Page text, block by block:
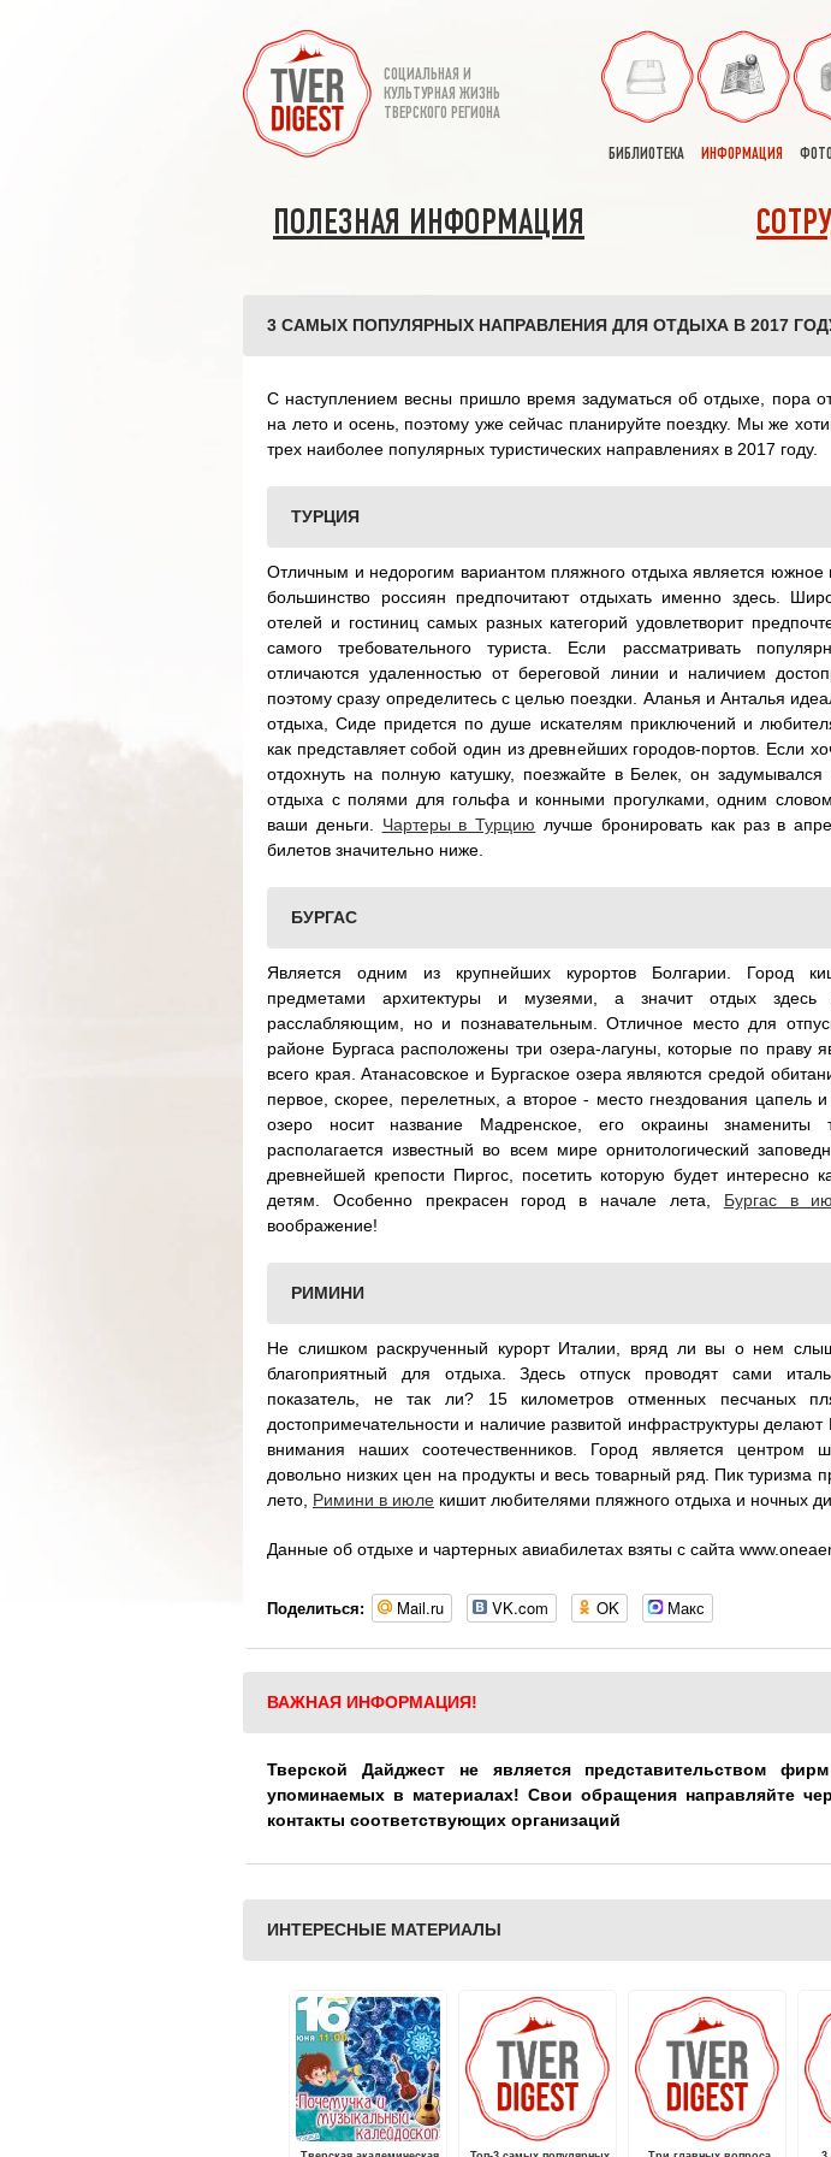
СОЦИАЛЬНАЯ И
КУЛЬТУРНАЯ ЖИЗНЬ
ТВЕРСКОГО РЕГИОНА
БИБЛИОТЕКА ИНФОРМАЦИЯ
ПОЛЕЗНАЯ ИНФОРМАЦИЯ
3 САМЫХ ПОПУЛЯРНЫХ НАПРАВЛЕНИЯ ДЛЯ ОТДЫХА В 2017
С наступлением весны пришло время задуматься об отдыхе, пора
на лето и осень, поэтому уже сейчас планируйте поездку. Мы же
трех наиболее популярных туристических направлениях в 2017 году.
ТУРЦИЯ
Отличным и недорогим вариантом пляжного отдыха является южное
большинство россиян предпочитают отдыхать именно здесь.
отелей и гостиниц самых разных категорий удовлетворит
самого требовательного туриста. Если рассматривать
отличаются удаленностью от береговой линии и наличием
поэтому сразу определитесь с целью поездки. Аланья и Анталья
отдыха, Сиде придется по душе искателям приключений и
как представляет собой один из древнейших городов-портов. Если
отдохнуть на полную катушку, поезжайте в Белек, он задумывался
отдыха с полями для гольфа и конными прогулками, одним
ваши деньги. Чартеры в Турцию лучше бронировать как раз в
билетов значительно ниже.
БУРГАС
Является одним из крупнейших курортов Болгарии. Город
предметами архитектуры и музеями, а значит отдых здесь
расслабляющим, но и познавательным. Отличное место для
районе Бургаса расположены три озера-лагуны, которые по праву
всего края. Атанасовское и Бургаское озера являются средой
первое, скорее, перелетных, а второе - место гнездования цапель
озеро носит название Мадренское, его окраины
располагается известный во всем мире орнитологический
древнейшей крепости Пиргос, посетить которую будет интересно
детям. Особенно прекрасен город в начале лета, Бургас в
воображение!
РИМИНИ
Не слишком раскрученный курорт Италии, вряд ли вы о нем
благоприятный для отдыха. Здесь отпуск проводят сами
показатель, не так ли? 15 километров отменных песчаных
достопримечательности и наличие развитой инфраструктуры
внимания наших соотечественников. Город является центром
довольно низких цен на продукты и весь товарный ряд. Пик туризма
лето, Римини в июле кишит любителями пляжного отдыха и ночных
Данные об отдыхе и чартерных авиабилетах взяты с сайта
Поделиться: Mail.ru VK.com OK Макс
ВАЖНАЯ ИНФОРМАЦИЯ!
Тверской Дайджест не является представительством
упоминаемых в материалах! Свои обращения направляйте
контакты соответствующих организаций
ИНТЕРЕСНЫЕ МАТЕРИАЛЫ